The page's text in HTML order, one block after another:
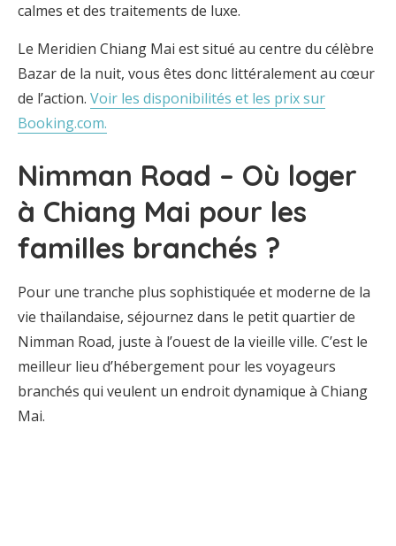
calmes et des traitements de luxe.
Le Meridien Chiang Mai est situé au centre du célèbre
Bazar de la nuit, vous êtes donc littéralement au cœur
de l’action. Voir les disponibilités et les prix sur
Booking.com.
Nimman Road – Où loger
à Chiang Mai pour les
familles branchés ?
Pour une tranche plus sophistiquée et moderne de la
vie thaïlandaise, séjournez dans le petit quartier de
Nimman Road, juste à l’ouest de la vieille ville. C’est le
meilleur lieu d’hébergement pour les voyageurs
branchés qui veulent un endroit dynamique à Chiang
Mai.